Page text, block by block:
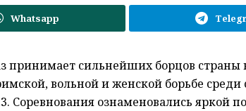
Whatsapp
принимает сильнейших борцов
вольной и женской борьбе
Соревнования ознаменовались яркой